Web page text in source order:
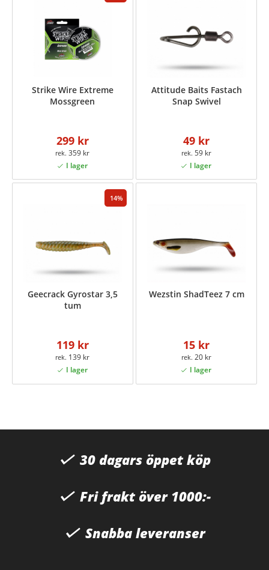
Strike Wire Extreme
Mossgreen
299 kr
359 kr
Attitude Baits Fastach
Snap Swivel
49 kr
59 kr
14
Geecrack Gyrostar 3,5
tum
119 kr
139 kr
Wezstin ShadTeez 7 cm
15 kr
20 kr
30 dagars öppet köp
Fri frakt över 1000:-
Snabba leveranser